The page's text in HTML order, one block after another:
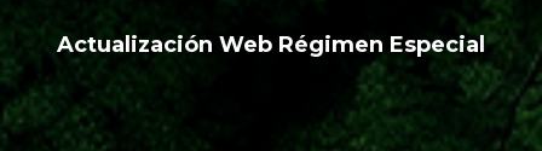
Actualización Web Régimen Especial